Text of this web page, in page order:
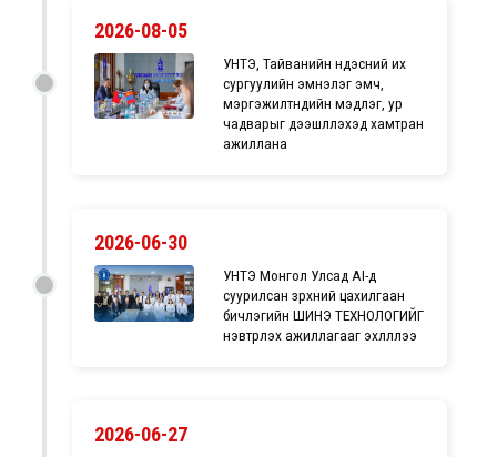
2026-08-05
УНТЭ, Тайванийн үндэсний их
сургуулийн эмнэлэг эмч,
мэргэжилтнүүдийн мэдлэг, ур
чадварыг дээшлүүлэхэд хамтран
ажиллана
2026-06-30
УНТЭ Монгол Улсад AI-д
суурилсан зүрхний цахилгаан
бичлэгийн ШИНЭ ТЕХНОЛОГИЙГ
нэвтрүүлэх ажиллагааг эхлүүллээ
2026-06-27